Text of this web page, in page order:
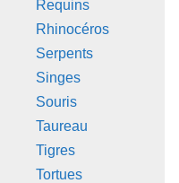
Requins
Rhinocéros
Serpents
Singes
Souris
Taureau
Tigres
Tortues